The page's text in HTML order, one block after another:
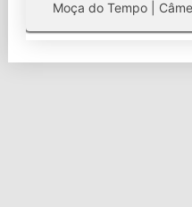
Moça do Tempo |